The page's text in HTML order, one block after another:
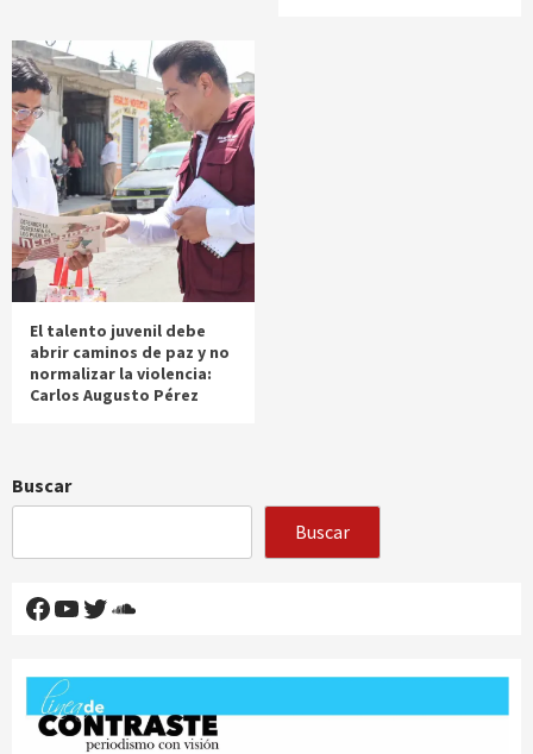
El talento juvenil debe
abrir caminos de paz y no
normalizar la violencia:
Carlos Augusto Pérez
Buscar
Buscar
Facebook
YouTube
Twitter
SoundCloud